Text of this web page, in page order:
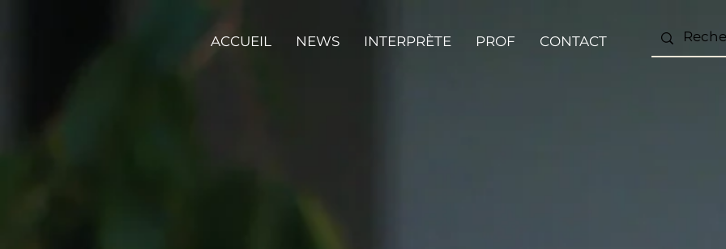
ACCUEIL NEWS INTERPRÈTE PROF CONTACT